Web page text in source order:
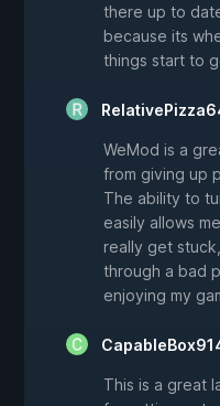
there up to
because its
things start to
WeMod is a
from giving up
The ability to
easily allows
really get
through a bad
enjoying my
This is a great